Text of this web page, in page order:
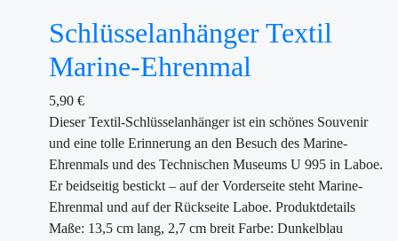
Schlüsselanhänger Textil
Marine-Ehrenmal
5,90 €
Dieser Textil-Schlüsselanhänger ist ein schönes Souvenir
und eine tolle Erinnerung an den Besuch des Marine-
Ehrenmals und des Technischen Museums U 995 in Laboe.
Er beidseitig bestickt – auf der Vorderseite steht Marine-
Ehrenmal und auf der Rückseite Laboe. Produktdetails
Maße: 13,5 cm lang, 2,7 cm breit Farbe: Dunkelblau